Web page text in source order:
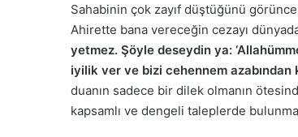
Sahabinin çok zayıf düştüğünü
Ahirette bana vereceğin cezayı
yetmez. Şöyle deseydin ya:
iyilik ver ve bizi cehennem azabından
duanın sadece bir dilek olmanın
kapsamlı ve dengeli taleplerde